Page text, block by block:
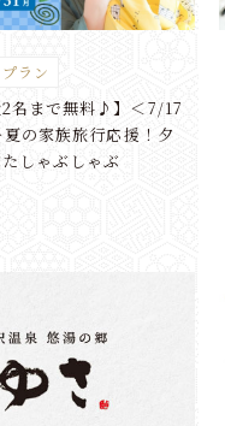
プラン
2名まで無料♪】＜7/17
の家族旅行応援！夕
しゃぶしゃぶ
予約確認・変更・キャンセル
00-5511